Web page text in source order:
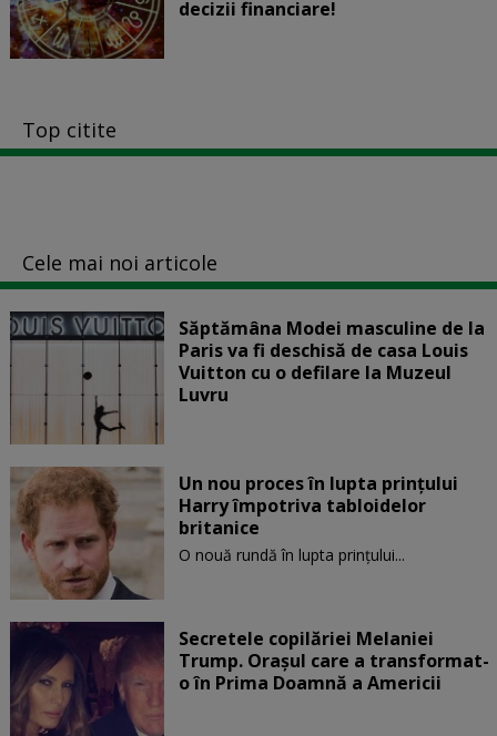
decizii financiare!
Top citite
Cele mai noi articole
Săptămâna Modei masculine de la
Paris va fi deschisă de casa Louis
Vuitton cu o defilare la Muzeul
Luvru
Un nou proces în lupta prinţului
Harry împotriva tabloidelor
britanice
O nouă rundă în lupta prinţului...
Secretele copilăriei Melaniei
Trump. Orașul care a transformat-
o în Prima Doamnă a Americii